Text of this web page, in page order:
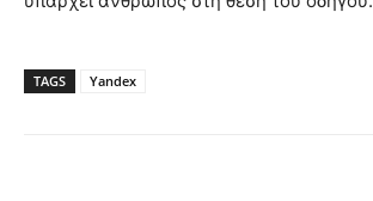
TAGS Yandex